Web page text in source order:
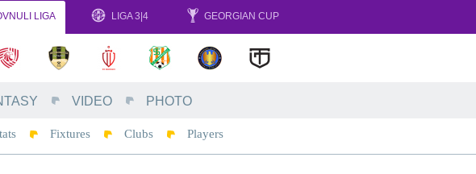
LIGA LIGA 3|4 GEORGIAN CUP
VIDEO PHOTO
Fixtures Clubs Players